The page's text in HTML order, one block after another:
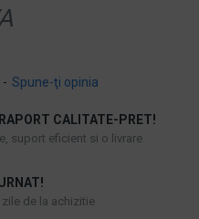
- Spune-ţi opinia
CALITATE-PRET!
suport eficient si o livrare
de la achizitie